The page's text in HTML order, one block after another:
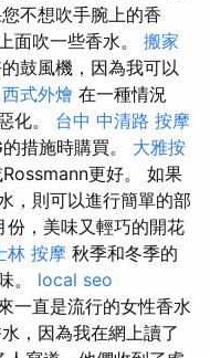
不想吹手腕上的香
面吹一些香水。 搬家
鼓風機，因為我可以
西式外燴 在一種情況
化。 台中 中清路 按摩
措施時購買。 大雅按
更好。 如果
，則可以進行簡單的部
份，美味又輕巧的開花
林 按摩 秋季和冬季的
。 local seo
一直是流行的女性香水
，因為我在網上讀了